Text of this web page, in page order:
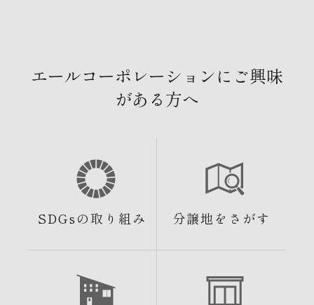
エールコーポレーションにご興味
がある方へ
SDGsの取り組み 分譲地をさがす